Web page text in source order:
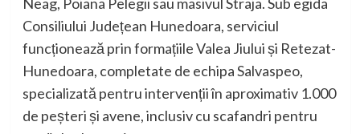
Consiliului Județean Hunedoara, serviciul
funcționează prin formațiile Valea Jiului și Retezat-
Hunedoara, completate de echipa Salvaspeo,
specializată pentru intervenții în aproximativ 1.000
de peșteri și avene, inclusiv cu scafandri pentru